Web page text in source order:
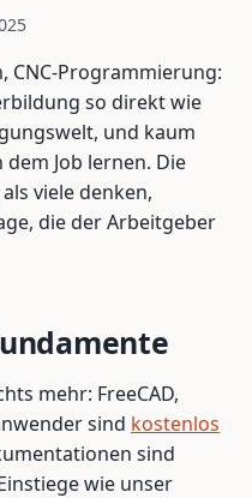
CNC-Programmierung:
so direkt wie
und kaum
Job lernen. Die
viele denken,
die der Arbeitgeber
mehr: FreeCAD,
sind kostenlos
sind
wie unser